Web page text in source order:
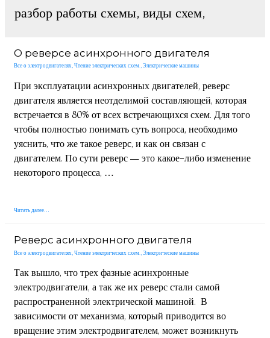
разбор работы схемы, виды схем,
О реверсе асинхронного двигателя
Все о электродвигателях ,Чтение электрических схем. ,Электрические машины
При эксплуатации асинхронных двигателей, реверс
двигателя является неотделимой составляющей, которая
встречается в 80% от всех встречающихся схем. Для того
чтобы полностью понимать суть вопроса, необходимо
уяснить, что же такое реверс, и как он связан с
двигателем. По сути реверс — это какое-либо изменение
некоторого процесса, …
О
двигателя
Читать далее…
Реверс асинхронного двигателя
Все о электродвигателях ,Чтение электрических схем. ,Электрические машины
Так вышло, что трех фазные асинхронные
электродвигатели, а так же их реверс стали самой
распространенной электрической машиной. В
зависимости от механизма, который приводится во
вращение этим электродвигателем, может возникнуть